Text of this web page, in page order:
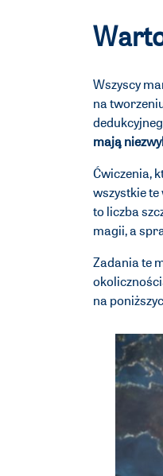
Wszyscy
na
mają
Ćwiczenia,
wszystkie
to liczba
magii, a
Zadania te
na